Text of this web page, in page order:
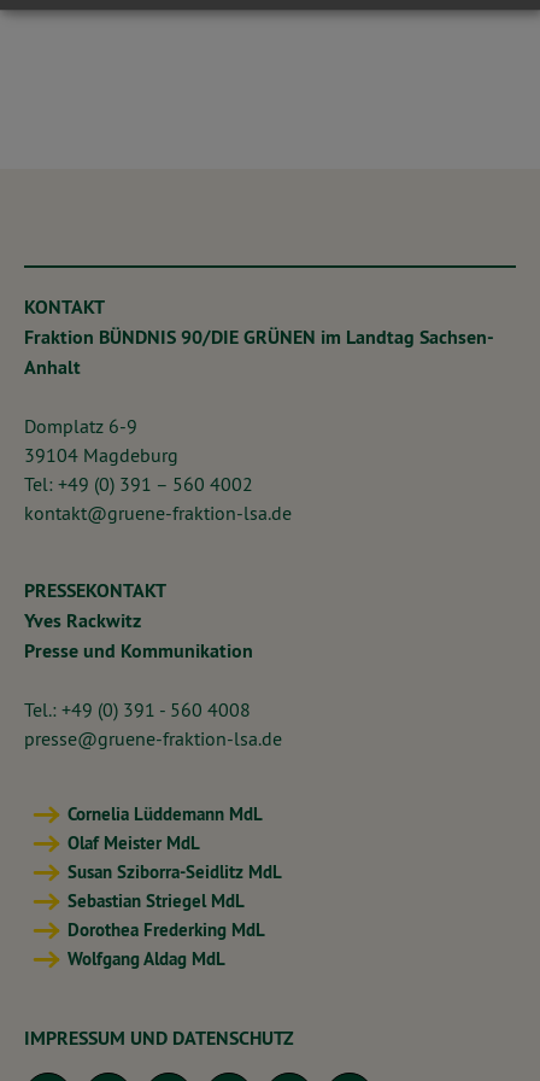
KONTAKT
Fraktion BÜNDNIS 90/DIE GRÜNEN im Landtag Sachsen-
Anhalt
Domplatz 6-9
39104 Magdeburg
Tel: +49 (0) 391 – 560 4002
kontakt@gruene-fraktion-lsa.de
PRESSEKONTAKT
Yves Rackwitz
Presse und Kommunikation
Tel.: +49 (0) 391 - 560 4008
presse@gruene-fraktion-lsa.de
Cornelia Lüddemann MdL
Olaf Meister MdL
Susan Sziborra-Seidlitz MdL
Sebastian Striegel MdL
Dorothea Frederking MdL
Wolfgang Aldag MdL
IMPRESSUM UND DATENSCHUTZ